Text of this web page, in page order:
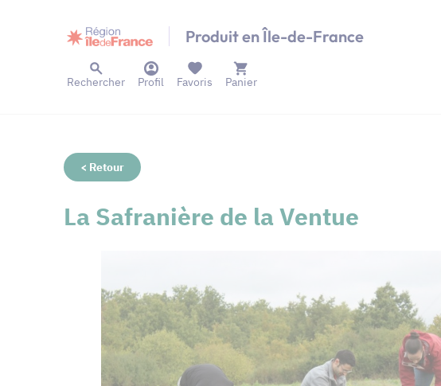
Produit en Île-de-France
Rechercher Profil Panier
Favoris
< Retour
La Safranière de la Ventue